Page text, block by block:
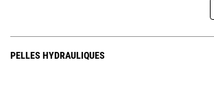
PELLES HYDRAULIQUES